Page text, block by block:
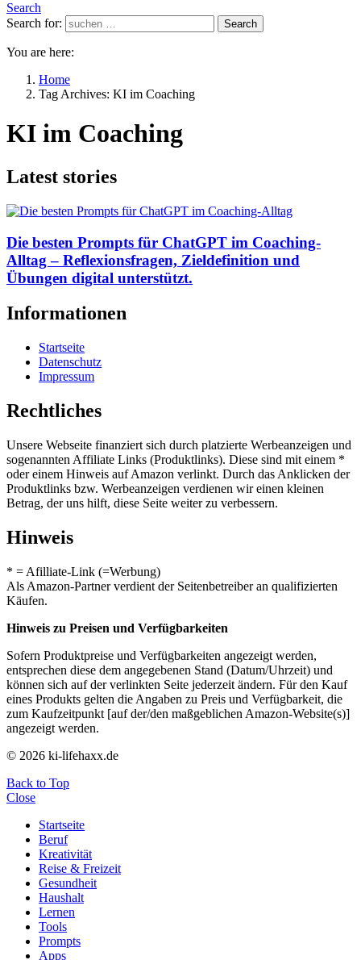
Search
Search for:
Search
You are here:
Home
Tag Archives: KI im Coaching
KI im Coaching
Latest stories
Die besten Prompts für ChatGPT im Coaching-
Alltag – Reflexionsfragen, Zieldefinition und
Übungen digital unterstützt.
Informationen
Startseite
Datenschutz
Impressum
Rechtliches
Unsere Webseite finanziert sich durch platzierte Werbeanzeigen und
sogenannten Affiliate Links (Produktlinks). Diese sind mit einem *
oder einem Hinweis auf Amazon verlinkt. Durch das Anklicken der
Produktlinks bzw. Werbeanzeigen verdienen wir einen kleinen
Betrag, der uns hilft, diese Seite weiter zu verbessern.
Hinweis
* = Afilliate-Link (=Werbung)
Als Amazon-Partner verdient der Seitenbetreiber an qualifizierten
Käufen.
Hinweis zu Preisen und Verfügbarkeiten
Sofern Produktpreise und Verfügbarkeiten angezeigt werden,
entsprechen diese dem angegebenen Stand (Datum/Uhrzeit) und
können sich auf der verlinkten Seite jederzeit ändern. Für den Kauf
eines Produkts gelten die Angaben zu Preis und Verfügbarkeit, die
zum Kaufzeitpunkt [auf der/den maßgeblichen Amazon-Website(s)]
angezeigt werden.
© 2026 ki-lifehaxx.de
Back to Top
Close
Startseite
Beruf
Kreativität
Reise & Freizeit
Gesundheit
Haushalt
Lernen
Tools
Prompts
Apps